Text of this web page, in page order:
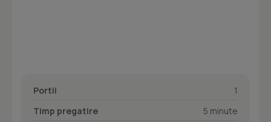
Portii
1
Timp pregatire
5 minute